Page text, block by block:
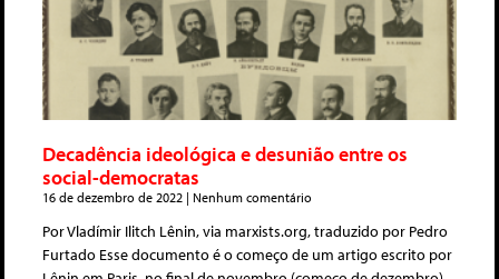
Decadência ideológica e desunião entre os
social-democratas
16 de dezembro de 2022 Nenhum comentário
Por Vladímir Ilitch Lênin, via marxists.org, traduzido por Pedro
Furtado Esse documento é o começo de um artigo escrito por